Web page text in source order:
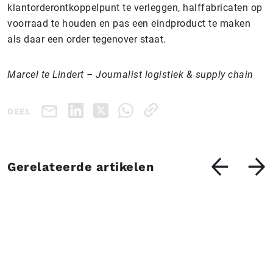
klantorderontkoppelpunt te verleggen, halffabricaten op
voorraad te houden en pas een eindproduct te maken
als daar een order tegenover staat.
Marcel te Lindert – Journalist logistiek & supply chain
DEEL
Gerelateerde artikelen